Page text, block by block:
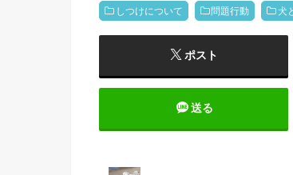
しつけについて 問題行動 犬
ポスト
送る